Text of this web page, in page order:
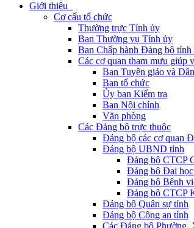
Giới thiệu
Cơ cấu tổ chức
Thường trực Tỉnh ủy
Ban Thường vụ Tỉnh ủy
Ban Chấp hành Đảng bộ
Các cơ quan tham mưu giúp
Ban Tuyên giáo và
Ban tổ chức
Ủy ban Kiểm tra
Ban Nội chính
Văn phòng
Các Đảng bộ trực thuộc
Đảng bộ các cơ quan
Đảng bộ UBND tỉnh
Đảng bộ CTCP
Đảng bộ Đại
Đảng bộ Bệnh
Đảng bộ CTCP
Đảng bộ Quân sự tỉnh
Đảng bộ Công an tỉnh
Các Đảng bộ Phường,